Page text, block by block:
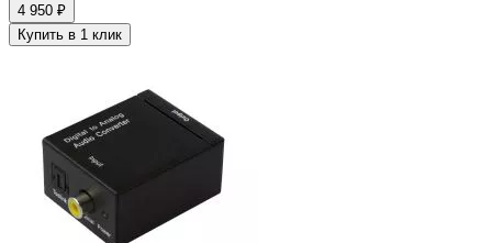
4 950 ₽
Купить в 1 клик